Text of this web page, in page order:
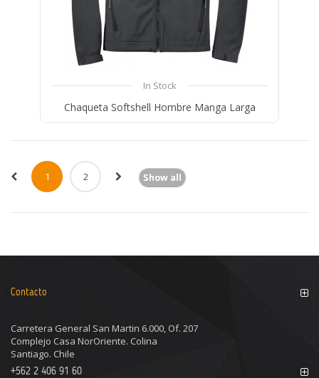
In Stock
Chaqueta Softshell Hombre Manga Larga
Compare Wishlist
Show all
1 2
Contacto
Carretera General San Martin 6.000, Of. 207
Complejo Casa NorOriente. Colina
Santiago. Chile
+562 2 406 91 60